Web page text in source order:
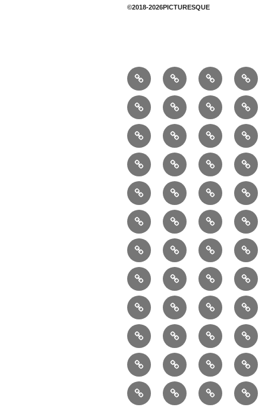
©2018-2026PICTURESQUE
1/10：
材
料
10/10：
ジ
ュ
エ
リ
ー
2/10：
製
作
3/10：
は
ぎ
れ
5/10：
事
業
6/10：
読
書
7/10：
食・
健
康
8/10：
リ
フ
ォ
ー
ム
creema
で
販
売
中
の
ハ
ン
ド
メ
イ
ド
バ
ッ
グ
①
入
園
バ
ッ
グ
セ
ッ
ト
②
半
月
型
③
巾
着
袋
（縦
長）
⑤
巾
着
シ
ョ
ル
ダ
ー
⑥
小
動
物
用
小
物
⑦
リ
ュ
ッ
ク
⑧
メ
ッ
セ
ン
ジ
ャ
ー
⑩
マ
チ
無
し
シ
ョ
ル
ダ
ー
（定
番
品
「羽
二
⑪
マ
ス
ク
⑫
ポ
ー
チ
⑬
ボ
デ
ィ
ー
バ
ッ
グ
⑮
ボ
ス
ト
ン
⑯
ヘ
ル
メ
ッ
ト
バ
ッ
グ
⑰
ピ
ン
タ
ッ
ク
バ
ッ
グ
⑱
ビ
ジ
ネ
ス
バ
ッ
グ
⑳
ハ
ン
ド
バ
ッ
グ
お
取
引
の
流
れ
お
問
合
せ
及
び
ご
相
談
デ
ジ
タ
ル
コ
ン
テ
ン
ツ
ご
注
ブ
ロ
グ
プ
ラ
イ
バ
シ
ー
ポ
リ
シ
ラ
ン
デ
ィ
ン
グ
ペ
ー
ジ
ル
ー
ル
レ
ン
タ
ル
ジ
ュ
エ
㉑
イ
ン
テ
リ
ア
収
㉒
エ
コ
バ
ッ
グ
（定
㉓
楽
器
入
れ
㉕
ド
ー
ム
型
㉖
ド
イ
リ
ー
㉗
オ
ー
ル
イ
㉘
カ
ー
テ
ン
㉚
ク
ラ
ッ
㉛
ト
ー
ト
㉜
洋
服
ラ
事
業
者
か
伝
言
共
有
最
近
本
物